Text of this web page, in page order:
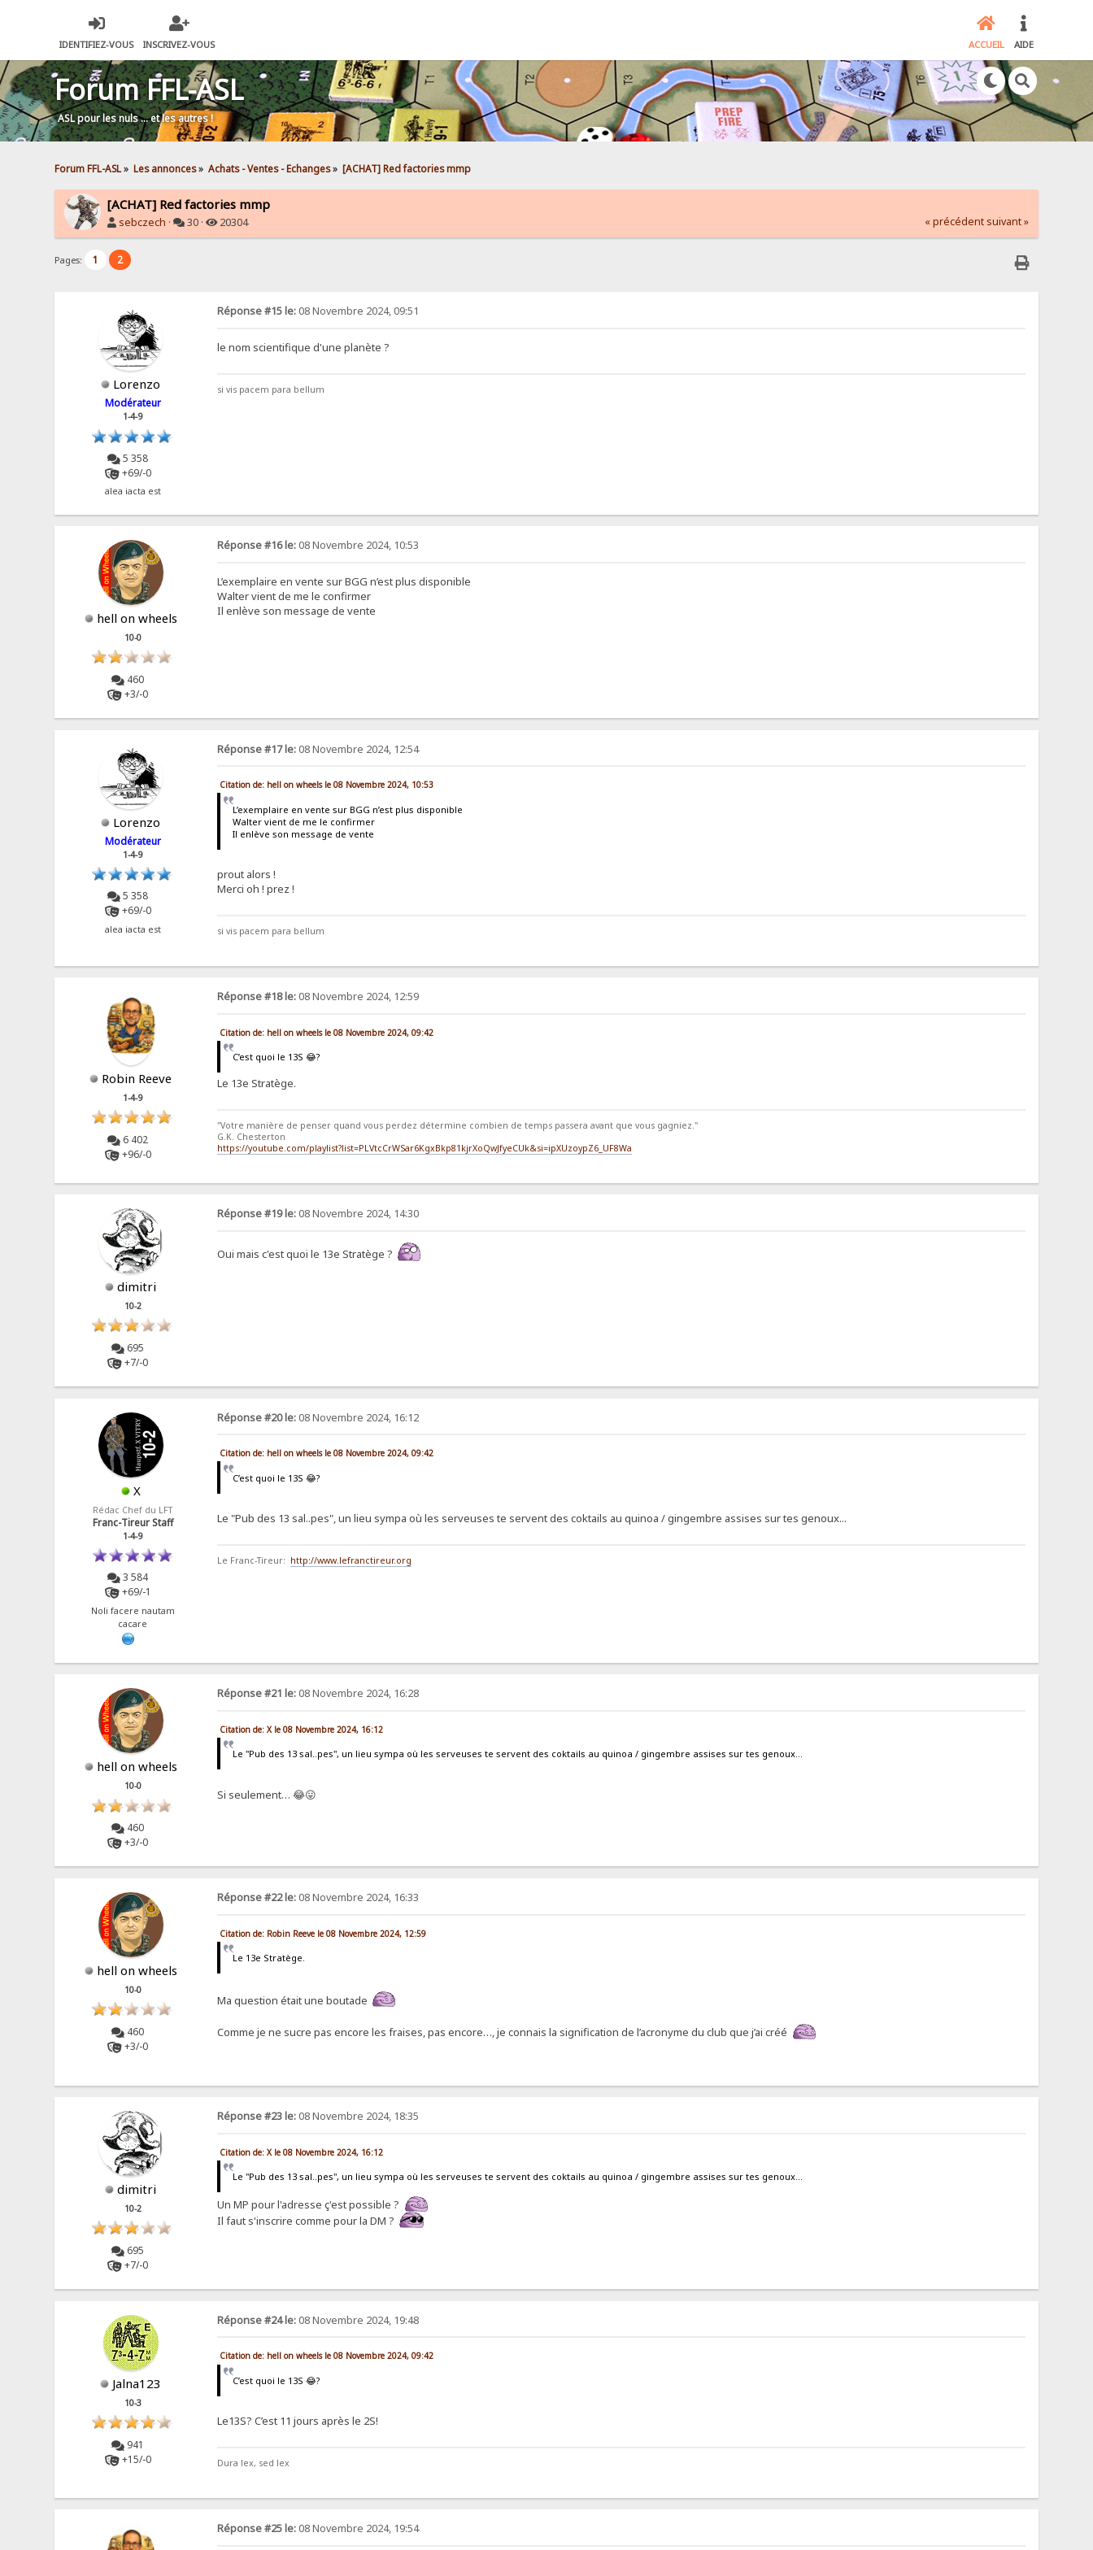
IDENTIFIEZ-VOUS INSCRIVEZ-VOUS ACCUEIL AIDE
Forum FFL-ASL
ASL pour les nuls … et les autres !
Forum FFL-ASL» Les annonces» Achats - Ventes - Echanges» [ACHAT] Red factories mmp
[ACHAT] Red factories mmp
sebczech · 30 · 20304 « précédent suivant »
Pages: 1 2
Lorenzo
Modérateur
1-4-9
5 358
+69/-0
alea iacta est
Réponse #15 le:08 Novembre 2024, 09:51
le nom scientifique d'une planète ?
si vis pacem para bellum
hell on wheels
10-0
460
+3/-0
Réponse #16 le:08 Novembre 2024, 10:53
L’exemplaire en vente sur BGG n’est plus disponible
Walter vient de me le confirmer
Il enlève son message de vente
Lorenzo
Modérateur
1-4-9
5 358
+69/-0
alea iacta est
Réponse #17 le:08 Novembre 2024, 12:54
Citation de: hell on wheels le 08 Novembre 2024, 10:53
L’exemplaire en vente sur BGG n’est plus disponible
Walter vient de me le confirmer
Il enlève son message de vente
prout alors !
Merci oh ! prez !
si vis pacem para bellum
Robin Reeve
1-4-9
6 402
+96/-0
Réponse #18 le:08 Novembre 2024, 12:59
Citation de: hell on wheels le 08 Novembre 2024, 09:42
C’est quoi le 13S 😂?
Le 13e Stratège.
"Votre manière de penser quand vous perdez détermine combien de temps passera avant que vous gagniez."
G.K. Chesterton
https://youtube.com/playlist?list=PLVtcCrWSar6KgxBkp81kjrXoQwJfyeCUk&si=ipXUzoypZ6_UF8Wa
dimitri
10-2
695
+7/-0
Réponse #19 le:08 Novembre 2024, 14:30
Oui mais c'est quoi le 13e Stratège ?
X
Rédac Chef du LFT
Franc-Tireur Staff
1-4-9
3 584
+69/-1
Noli facere nautam
cacare
Réponse #20 le:08 Novembre 2024, 16:12
Citation de: hell on wheels le 08 Novembre 2024, 09:42
C’est quoi le 13S 😂?
Le "Pub des 13 sal..pes", un lieu sympa où les serveuses te servent des coktails au quinoa / gingembre assises sur tes genoux...
Le Franc-Tireur: http://www.lefranctireur.org
hell on wheels
10-0
460
+3/-0
Réponse #21 le:08 Novembre 2024, 16:28
Citation de: X le 08 Novembre 2024, 16:12
Le "Pub des 13 sal..pes", un lieu sympa où les serveuses te servent des coktails au quinoa / gingembre assises sur tes genoux...
Si seulement… 😂😛
hell on wheels
10-0
460
+3/-0
Réponse #22 le:08 Novembre 2024, 16:33
Citation de: Robin Reeve le 08 Novembre 2024, 12:59
Le 13e Stratège.
Ma question était une boutade
Comme je ne sucre pas encore les fraises, pas encore…, je connais la signification de l’acronyme du club que j’ai créé
dimitri
10-2
695
+7/-0
Réponse #23 le:08 Novembre 2024, 18:35
Citation de: X le 08 Novembre 2024, 16:12
Le "Pub des 13 sal..pes", un lieu sympa où les serveuses te servent des coktails au quinoa / gingembre assises sur tes genoux...
Un MP pour l'adresse ç'est possible ?
Il faut s'inscrire comme pour la DM ?
Jalna123
10-3
941
+15/-0
Réponse #24 le:08 Novembre 2024, 19:48
Citation de: hell on wheels le 08 Novembre 2024, 09:42
C’est quoi le 13S 😂?
Le13S? C’est 11 jours après le 2S!
Dura lex, sed lex
Réponse #25 le:08 Novembre 2024, 19:54